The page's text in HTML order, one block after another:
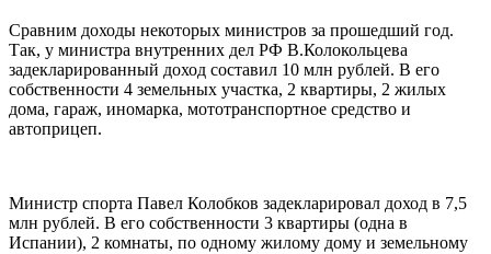
Сравним доходы некоторых министров за прошедший год.
Так, у министра внутренних дел РФ В.Колокольцева
задекларированный доход составил 10 млн рублей. В его
собственности 4 земельных участка, 2 квартиры, 2 жилых
дома, гараж, иномарка, мототранспортное средство и
автоприцеп.
Министр спорта Павел Колобков задекларировал доход в 7,5
млн рублей. В его собственности 3 квартиры (одна в
Испании), 2 комнаты, по одному жилому дому и земельному